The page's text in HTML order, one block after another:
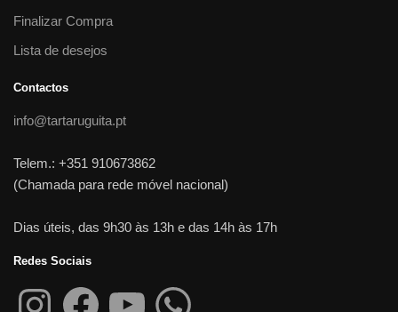
Finalizar Compra
Lista de desejos
Contactos
info@tartaruguita.pt
Telem.: +351 910673862
(Chamada para rede móvel nacional)
Dias úteis, das 9h30 às 13h e das 14h às 17h
Redes Sociais